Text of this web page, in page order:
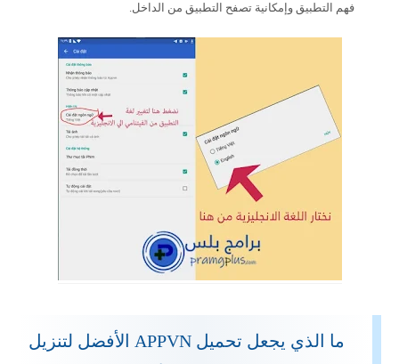
فهم التطبيق وإمكانية تصفح التطبيق من الداخل.
ما الذي يجعل تحميل APPVN الأفضل لتنزيل